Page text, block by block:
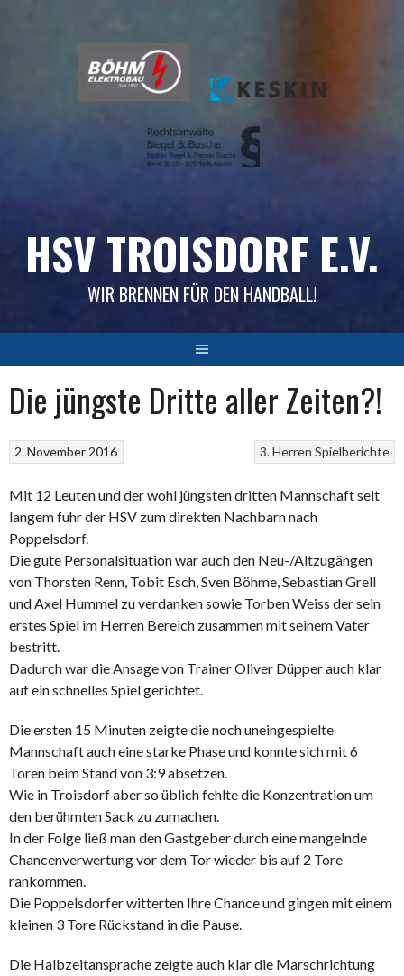
HSV TROISDORF E.V.
WIR BRENNEN FÜR DEN HANDBALL!
Die jüngste Dritte aller Zeiten?!
3. Herren Spielberichte
2. November 2016
Mit 12 Leuten und der wohl jüngsten dritten Mannschaft seit
langem fuhr der HSV zum direkten Nachbarn nach
Poppelsdorf.
Die gute Personalsituation war auch den Neu-/Altzugängen
von Thorsten Renn, Tobit Esch, Sven Böhme, Sebastian Grell
und Axel Hummel zu verdanken sowie Torben Weiss der sein
erstes Spiel im Herren Bereich zusammen mit seinem Vater
bestritt.
Dadurch war die Ansage von Trainer Oliver Düpper auch klar
auf ein schnelles Spiel gerichtet.
Die ersten 15 Minuten zeigte die noch uneingespielte
Mannschaft auch eine starke Phase und konnte sich mit 6
Toren beim Stand von 3:9 absetzen.
Wie in Troisdorf aber so üblich fehlte die Konzentration um
den berühmten Sack zu zumachen.
In der Folge ließ man den Gastgeber durch eine mangelnde
Chancenverwertung vor dem Tor wieder bis auf 2 Tore
rankommen.
Die Poppelsdorfer witterten Ihre Chance und gingen mit einem
kleinen 3 Tore Rückstand in die Pause.
Die Halbzeitansprache zeigte auch klar die Marschrichtung